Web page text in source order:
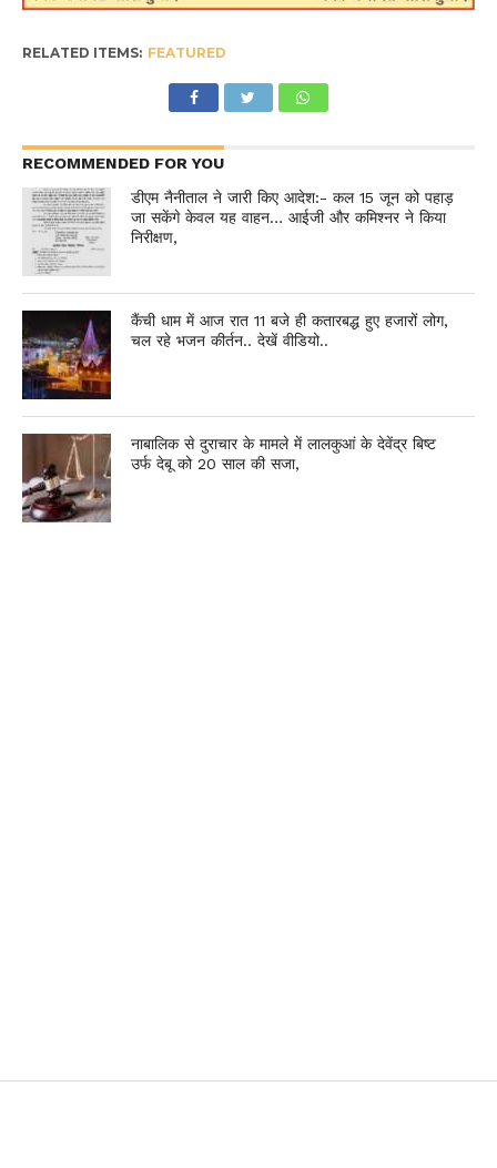
RELATED ITEMS: FEATURED
RECOMMENDED FOR YOU
डीएम नैनीताल ने जारी किए आदेश:- कल 15 जून को पहाड़
जा सकेंगे केवल यह वाहन… आईजी और कमिश्नर ने किया
निरीक्षण,
कैंची धाम में आज रात 11 बजे ही कतारबद्ध हुए हजारों लोग,
चल रहे भजन कीर्तन.. देखें वीडियो..
नाबालिक से दुराचार के मामले में लालकुआं के देवेंद्र बिष्ट
उर्फ देबू को 20 साल की सजा,